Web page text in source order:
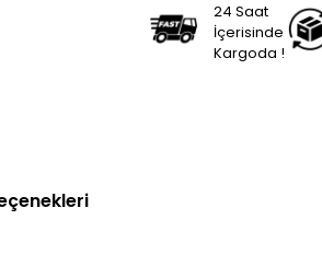
24 Saat
İçerisinde
Kargoda !